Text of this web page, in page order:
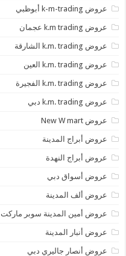
عروض k-m-trading أبوظبي
عروض k.m trading عجمان
عروض k.m. trading الشارقة
عروض k.m. trading العين
عروض k.m. trading الفجيرة
عروض k.m. trading دبي
عروض New W mart
عروض أبراج المدينة
عروض أبراج النهدة
عروض أسواق دبي
عروض ألف المدينة
عروض أمين المدينة سوبر ماركت
عروض أنبار المدينة
عروض أنصار جاليري دبي